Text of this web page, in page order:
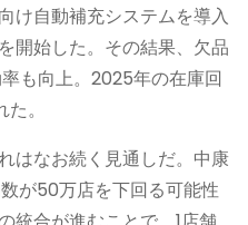
け自動補充システムを導入
開始した。その結果、欠品
も向上。2025年の在庫回
。
はなお続く見通しだ。中康
が50万店を下回る可能性